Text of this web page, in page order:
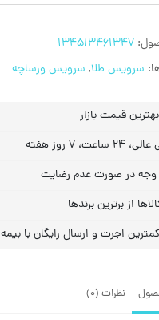
134513461347
سرویس طلا, سرویس ورساچه
قیمت بازار
7 روز هفته
وجه در صورت عدم رضایت
از برترین برندها
اجرت و ارسال رایگان با بیمه
نظرات (0)